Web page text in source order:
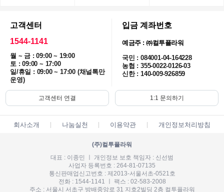
고객센터
1544-1141
월 ~ 금 : 09:00 ~ 19:00
토 : 09:00 ~ 17:00
일/휴일 : 09:00 ~ 17:00 (채널톡만
운영)
입금 계좌번호
예금주 : ㈜컬투플라워
국민 : 084001-04-164228
농협 : 355-0022-0126-03
신한 : 140-009-926859
고객센터 연결 1:1 문의하기
회사소개 나눔실천 이용약관 개인정보처리방침
(주)컬투플라워
대표 : 이종민 ㅣ 개인정보 보호 책임자 : 신선범
사업자 등록번호 : 264-81-07135
통신판매업신고번호 : 제2013-서울서초-0521호
전화 : 1544-1141 ㅣ 팩스 : 02-583-2008
주소 : 서울시 서초구 방배중앙로 31 지호2빌딩 2층 컬투플라워